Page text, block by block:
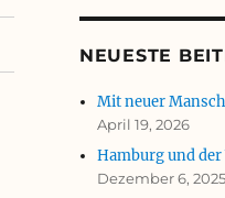
NEUESTE
Mit neuer
April 19, 2026
Hamburg und
Dezember 6, 2025